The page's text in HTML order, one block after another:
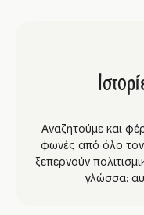
Αναζητούμε και
φωνές από όλο τον
ξεπερνούν
γλώσσα: